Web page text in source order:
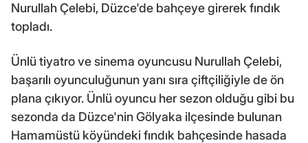
Nurullah Çelebi, Düzce'de bahçeye girerek fındık
topladı.
Ünlü tiyatro ve sinema oyuncusu Nurullah Çelebi,
başarılı oyunculuğunun yanı sıra çiftçiliğiyle de ön
plana çıkıyor. Ünlü oyuncu her sezon olduğu gibi bu
sezonda da Düzce'nin Gölyaka ilçesinde bulunan
Hamamüstü köyündeki fındık bahçesinde hasada